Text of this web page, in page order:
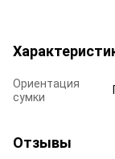
Ориентация
сумки
Отзывы